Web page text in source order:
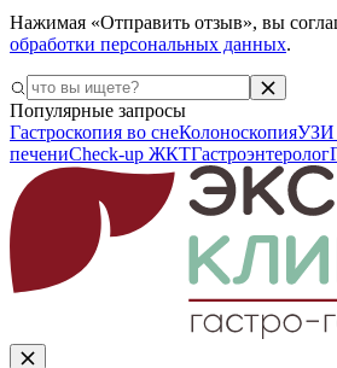
Нажимая «Отправить отзыв», вы
обработки персональных данных.
Популярные запросы
Гастроскопия во снеКолоноскопияУЗИ
печениCheck-up ЖКТГастроэнтеролог